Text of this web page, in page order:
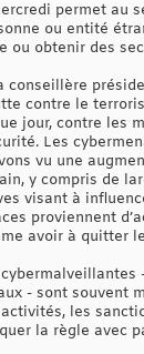
permet au
ou entité
ou obtenir des
conseillère
contre le
jour, contre les
Les
vu une
y compris de
visant à
proviennent
avoir à quitter
- sont souvent
les
la règle avec